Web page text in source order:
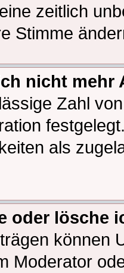
zeitlich
Stimme
nicht
Zahl
als
oder lösche
können
Moderator